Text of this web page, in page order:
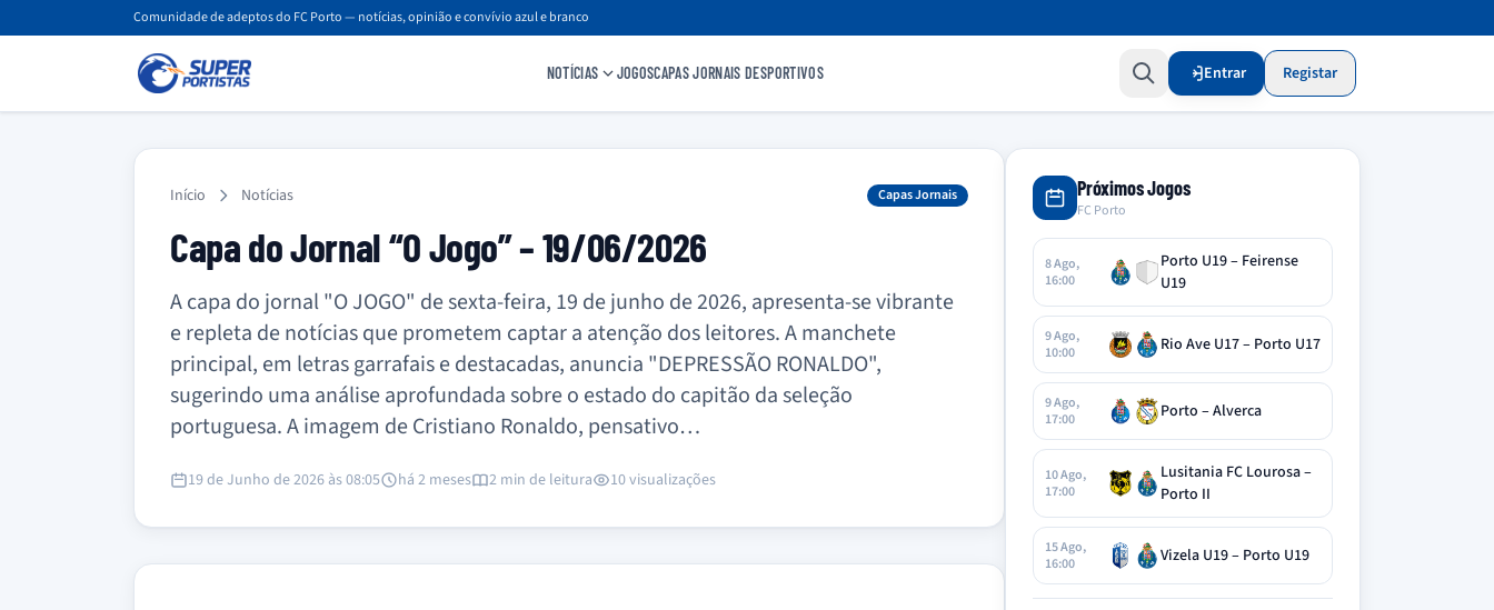
Comunidade de adeptos do FC Porto — notícias, opinião e convívio azul e branco
NOTÍCIAS JOGOSCAPAS JORNAIS DESPORTIVOS Entrar Registar
Início Notícias Capas Jornais
Capa do Jornal “O Jogo” – 19/06/2026
A capa do jornal "O JOGO" de sexta-feira, 19 de junho de 2026, apresenta-se vibrante
e repleta de notícias que prometem captar a atenção dos leitores. A manchete
principal, em letras garrafais e destacadas, anuncia "DEPRESSÃO RONALDO",
sugerindo uma análise aprofundada sobre o estado do capitão da seleção
portuguesa. A imagem de Cristiano Ronaldo, pensativo…
19 de Junho de 2026 às 08:05 há 2 meses 2 min de leitura 10 visualizações
Próximos Jogos
FC Porto
8 Ago,
16:00
Porto U19 – Feirense
U19
9 Ago,
10:00
Rio Ave U17 – Porto U17
9 Ago,
17:00
Porto – Alverca
10 Ago,
17:00
Lusitania FC Lourosa –
Porto II
15 Ago,
16:00
Vizela U19 – Porto U19